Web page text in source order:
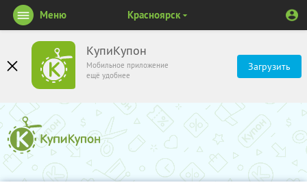
КупиКупон
Мобильное приложение
ещё удобнее
Загрузить
Меню Красноярск